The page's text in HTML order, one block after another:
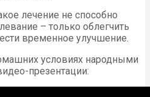
лечение не способно
– только облегчить
временное улучшение.
условиях народными
презентации: